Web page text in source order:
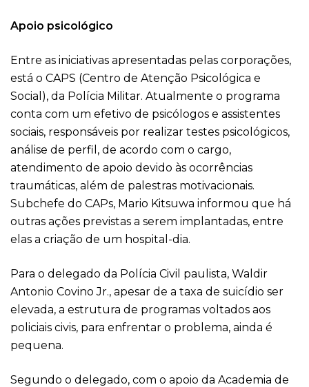
Apoio psicológico
Entre as iniciativas apresentadas pelas corporações,
está o CAPS (Centro de Atenção Psicológica e
Social), da Polícia Militar. Atualmente o programa
conta com um efetivo de psicólogos e assistentes
sociais, responsáveis por realizar testes psicológicos,
análise de perfil, de acordo com o cargo,
atendimento de apoio devido às ocorrências
traumáticas, além de palestras motivacionais.
Subchefe do CAPs, Mario Kitsuwa informou que há
outras ações previstas a serem implantadas, entre
elas a criação de um hospital-dia.
Para o delegado da Polícia Civil paulista, Waldir
Antonio Covino Jr., apesar de a taxa de suicídio ser
elevada, a estrutura de programas voltados aos
policiais civis, para enfrentar o problema, ainda é
pequena.
Segundo o delegado, com o apoio da Academia de